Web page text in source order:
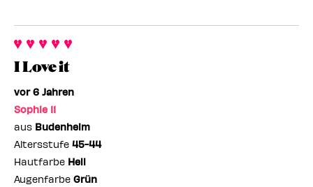
I Love it
vor 6 Jahren
Sophie 11
aus Budenheim
Altersstufe 45-44
Hautfarbe Hell
Augenfarbe Grün